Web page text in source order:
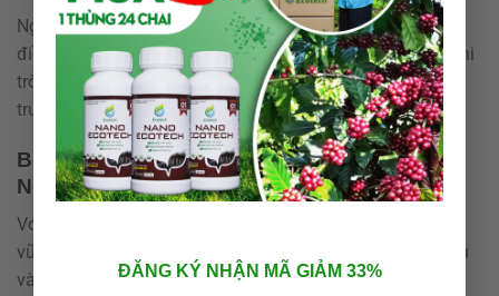
ĐĂNG KÝ NHẬN MÃ GIẢM 33%
Người nuôi cần theo dõi độ pH, DO, NH3, NO2định kỳ để
điều chỉnh liều lượng men cho phù hợp. Tránh sử dụng khi
trời mưa lớn hoặc sau khi thay nước ồ ạt, vì điều kiện môi
trường lúc đó chưa ổn định.
Bộ sản phẩm thủy sản của Công ty TNHH
Nông nghiệp Ecotech
Với định hướng phát triển nông nghiệp – thủy sản bền
vững,
đã nghiên cứu
và hoàn thiệnbộ sản phẩm thủy sản chuyên biệt